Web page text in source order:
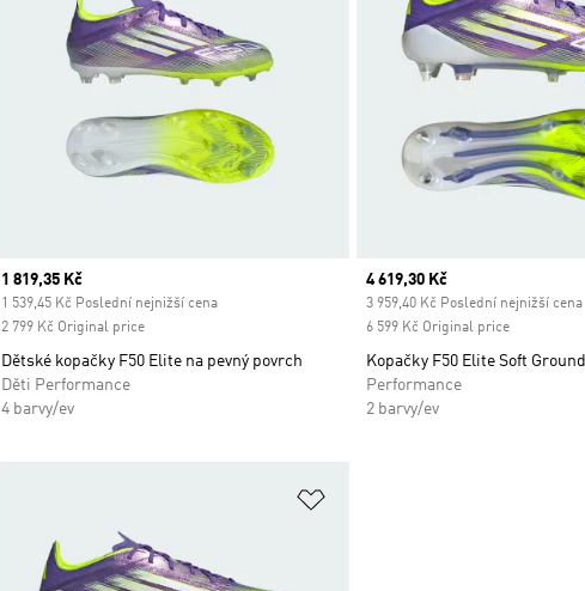
Current price
1 819,35 Kč
1 539,45 Kč Poslední nejnižší cena
2 799 Kč Original price
Dětské kopačky F50 Elite na pevný povrch
Děti Performance
4 barvy/ev
Current price
4 619,30 Kč
3 959,40 Kč Poslední nejnižší cena
6 599 Kč Original price
Kopačky F50 Elite Soft Ground
Performance
2 barvy/ev